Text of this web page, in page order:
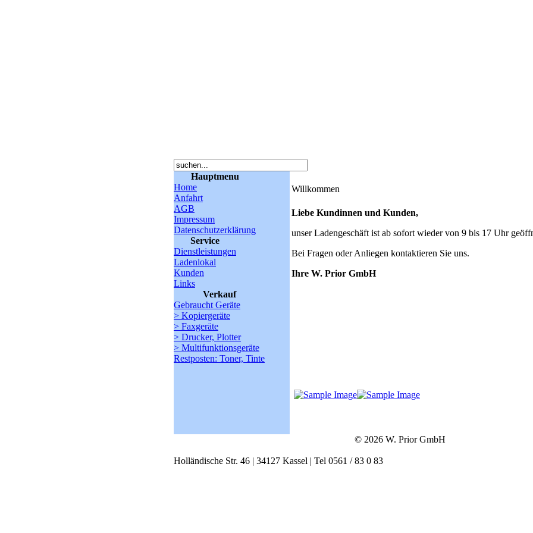
Hauptmenu
Home
Anfahrt
AGB
Impressum
Datenschutzerklärung
Service
Dienstleistungen
Ladenlokal
Kunden
Links
Verkauf
Gebraucht Geräte
> Kopiergeräte
> Faxgeräte
> Drucker, Plotter
> Multifunktionsgeräte
Restposten: Toner, Tinte
Willkommen
Liebe Kundinnen und Kunden,
unser Ladengeschäft ist ab sofort wieder von 9 bis 17 Uhr
Bei Fragen oder Anliegen kontaktieren Sie uns.
Ihre W. Prior GmbH
© 2026 W. Prior GmbH
Holländische Str. 46 | 34127 Kassel | Tel 0561 / 83 0 83